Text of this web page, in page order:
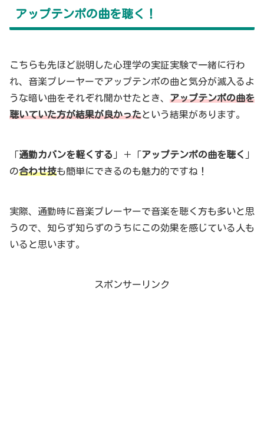
アップテンポの曲を聴く！
こちらも先ほど説明した心理学の実証実験で一緒に行わ
れ、音楽プレーヤーでアップテンポの曲と気分が滅入るよ
うな暗い曲をそれぞれ聞かせたとき、 アップテンポの曲を
聴いていた方が結果が良かったという結果があります。
「通勤カバンを軽くする 」＋「アップテンポの曲を聴く 」
の合わせ技も簡単にできるのも魅力的ですね！
実際、通勤時に音楽プレーヤーで音楽を聴く方も多いと思
うので、知らず知らずのうちにこの効果を感じている人も
いると思います。
スポンサーリンク